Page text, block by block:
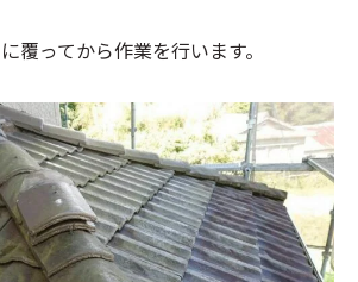
覆ってから作業を行います。